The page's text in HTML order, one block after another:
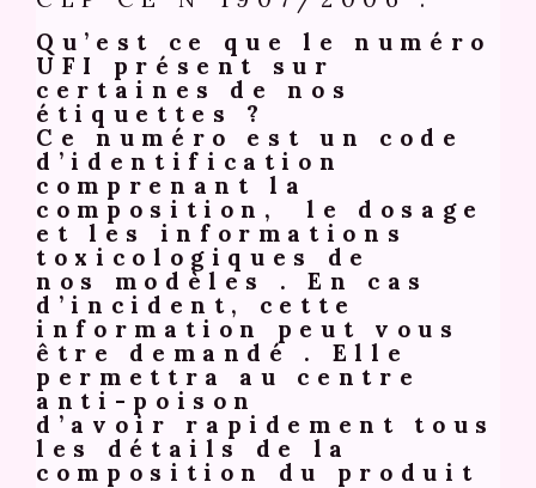
Qu’est ce que le numéro
UFI présent sur
certaines de nos
étiquettes ?
Ce numéro est un code
d’identification
comprenant la
composition, le dosage
et les informations
toxicologiques de
nos modèles . En cas
d’incident, cette
information peut vous
être demandé . Elle
permettra au centre
anti-poison
d’avoir rapidement tous
les détails de la
composition du produit